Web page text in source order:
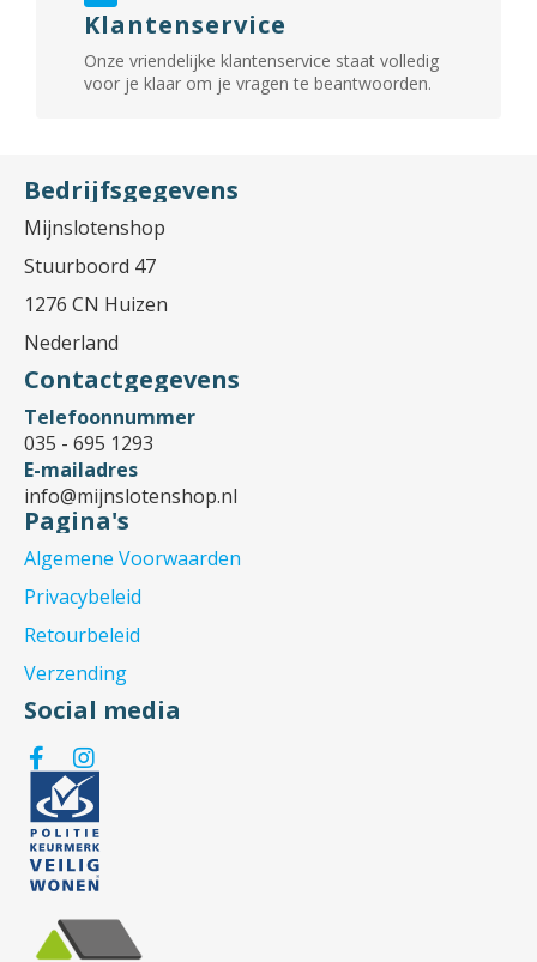
Klantenservice
Onze vriendelijke klantenservice staat volledig
voor je klaar om je vragen te beantwoorden.
Bedrijfsgegevens
Mijnslotenshop
Stuurboord 47
1276 CN Huizen
Nederland
Contactgegevens
Telefoonnummer
035 - 695 1293
E-mailadres
info@mijnslotenshop.nl
Pagina's
Algemene Voorwaarden
Privacybeleid
Retourbeleid
Verzending
Social media